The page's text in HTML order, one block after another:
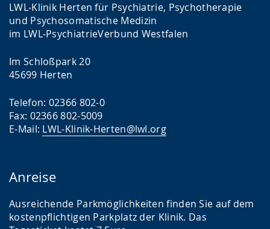
LWL-Klinik Herten für Psychiatrie, Psychotherapie
und Psychosomatische Medizin
im LWL-PsychiatrieVerbund Westfalen
Im Schloßpark 20
45699 Herten
Telefon: 02366 802-0
Fax: 02366 802-5009
E-Mail: LWL-Klinik-Herten@lwl.org
Anreise
Ausreichende Parkmöglichkeiten finden Sie auf dem
kostenpflichtigen Parkplatz der Klinik. Das